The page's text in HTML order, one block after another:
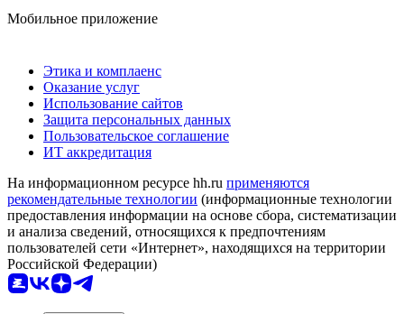
Мобильное приложение
Этика и комплаенс
Оказание услуг
Использование сайтов
Защита персональных данных
Пользовательское соглашение
ИТ аккредитация
На информационном ресурсе hh.ru применяются
рекомендательные технологии (информационные технологии
предоставления информации на основе сбора, систематизации
и анализа сведений, относящихся к предпочтениям
пользователей сети «Интернет», находящихся на территории
Российской Федерации)